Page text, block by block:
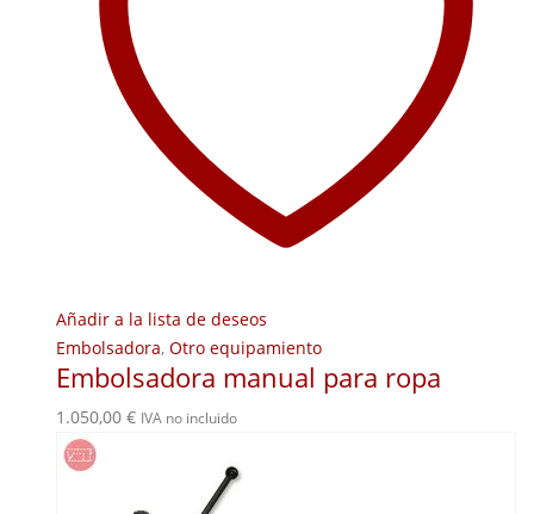
Añadir a la lista de deseos
Embolsadora, Otro equipamiento
Embolsadora manual para ropa
1.050,00 € IVA no incluido